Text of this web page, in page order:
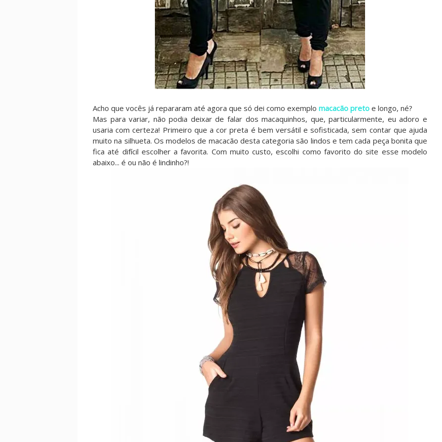
Acho que vocês já repararam até agora que só dei como exemplo macacão preto e longo, né?
Mas para variar, não podia deixar de falar dos macaquinhos, que, particularmente, eu adoro e
usaria com certeza! Primeiro que a cor preta é bem versátil e sofisticada, sem contar que ajuda
muito na silhueta. Os modelos de macacão desta categoria são lindos e tem cada peça bonita que
fica até difícil escolher a favorita. Com muito custo, escolhi como favorito do site esse modelo
abaixo... é ou não é lindinho?!